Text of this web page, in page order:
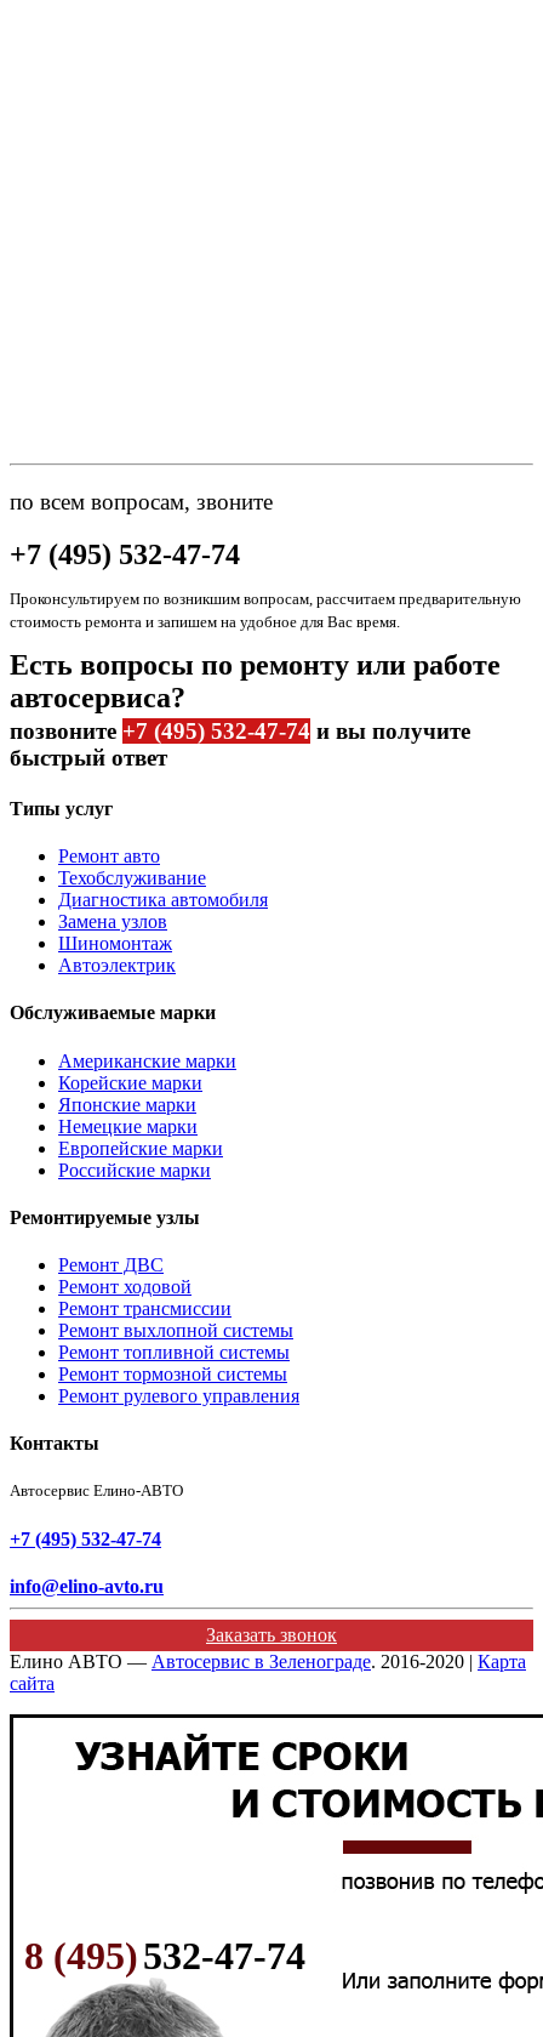
по всем вопросам, звоните
+7 (495) 532-47-74
Проконсультируем по возникшим вопросам, рассчитаем предварительную
стоимость ремонта и запишем на удобное для Вас время.
Есть вопросы по ремонту или работе
автосервиса?
позвоните +7 (495) 532-47-74 и вы получите
быстрый ответ
Типы услуг
Ремонт авто
Техобслуживание
Диагностика автомобиля
Замена узлов
Шиномонтаж
Автоэлектрик
Обслуживаемые марки
Американские марки
Корейские марки
Японские марки
Немецкие марки
Европейские марки
Российские марки
Ремонтируемые узлы
Ремонт ДВС
Ремонт ходовой
Ремонт трансмиссии
Ремонт выхлопной системы
Ремонт топливной системы
Ремонт тормозной системы
Ремонт рулевого управления
Контакты
Автосервис Елино-АВТО
+7 (495) 532-47-74
info@elino-avto.ru
Заказать звонок
Елино АВТО — Автосервис в Зеленограде. 2016-2020 | Карта
сайта
8 (495)532-47-74